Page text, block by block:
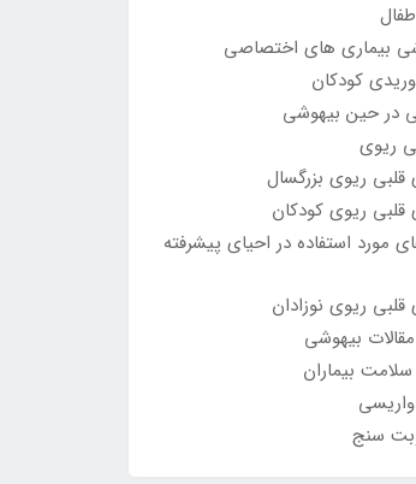
بیماری های اختصاصی
کودکان
در حين بيهوشی
ریوی
قلبی ریوی بزرگسال
قلبی ریوی کودکان
مورد استفاده در احیای پیشرفته
قلبی ریوی نوزادان
بیهوشی
بیماران
سنج